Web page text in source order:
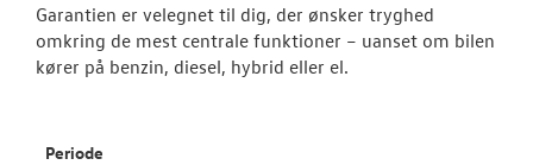
Garantien er velegnet til dig, der ønsker tryghed
omkring de mest centrale funktioner – uanset om bilen
kører på benzin, diesel, hybrid eller el.
Periode